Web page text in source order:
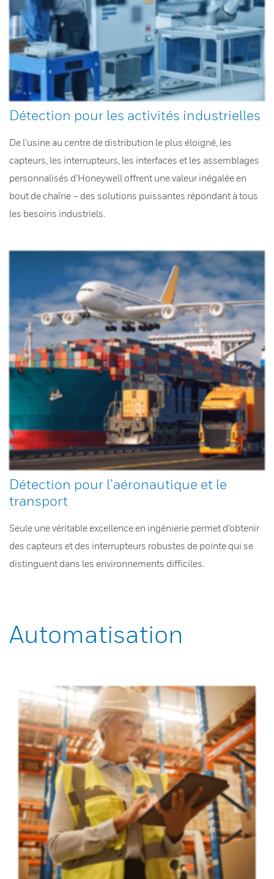
Détection pour les activités industrielles
De l’usine au centre de distribution le plus éloigné, les
capteurs, les interrupteurs, les interfaces et les assemblages
personnalisés d’Honeywell offrent une valeur inégalée en
bout de chaîne – des solutions puissantes répondant à tous
les besoins industriels.
Détection pour l’aéronautique et le
transport
Seule une véritable excellence en ingénierie permet d’obtenir
des capteurs et des interrupteurs robustes de pointe qui se
distinguent dans les environnements difficiles.
Automatisation